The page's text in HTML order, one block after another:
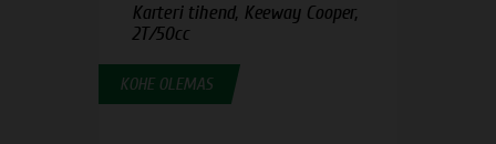
Karteri tihend, Keeway Cooper,
2T/50cc
KOHE OLEMAS